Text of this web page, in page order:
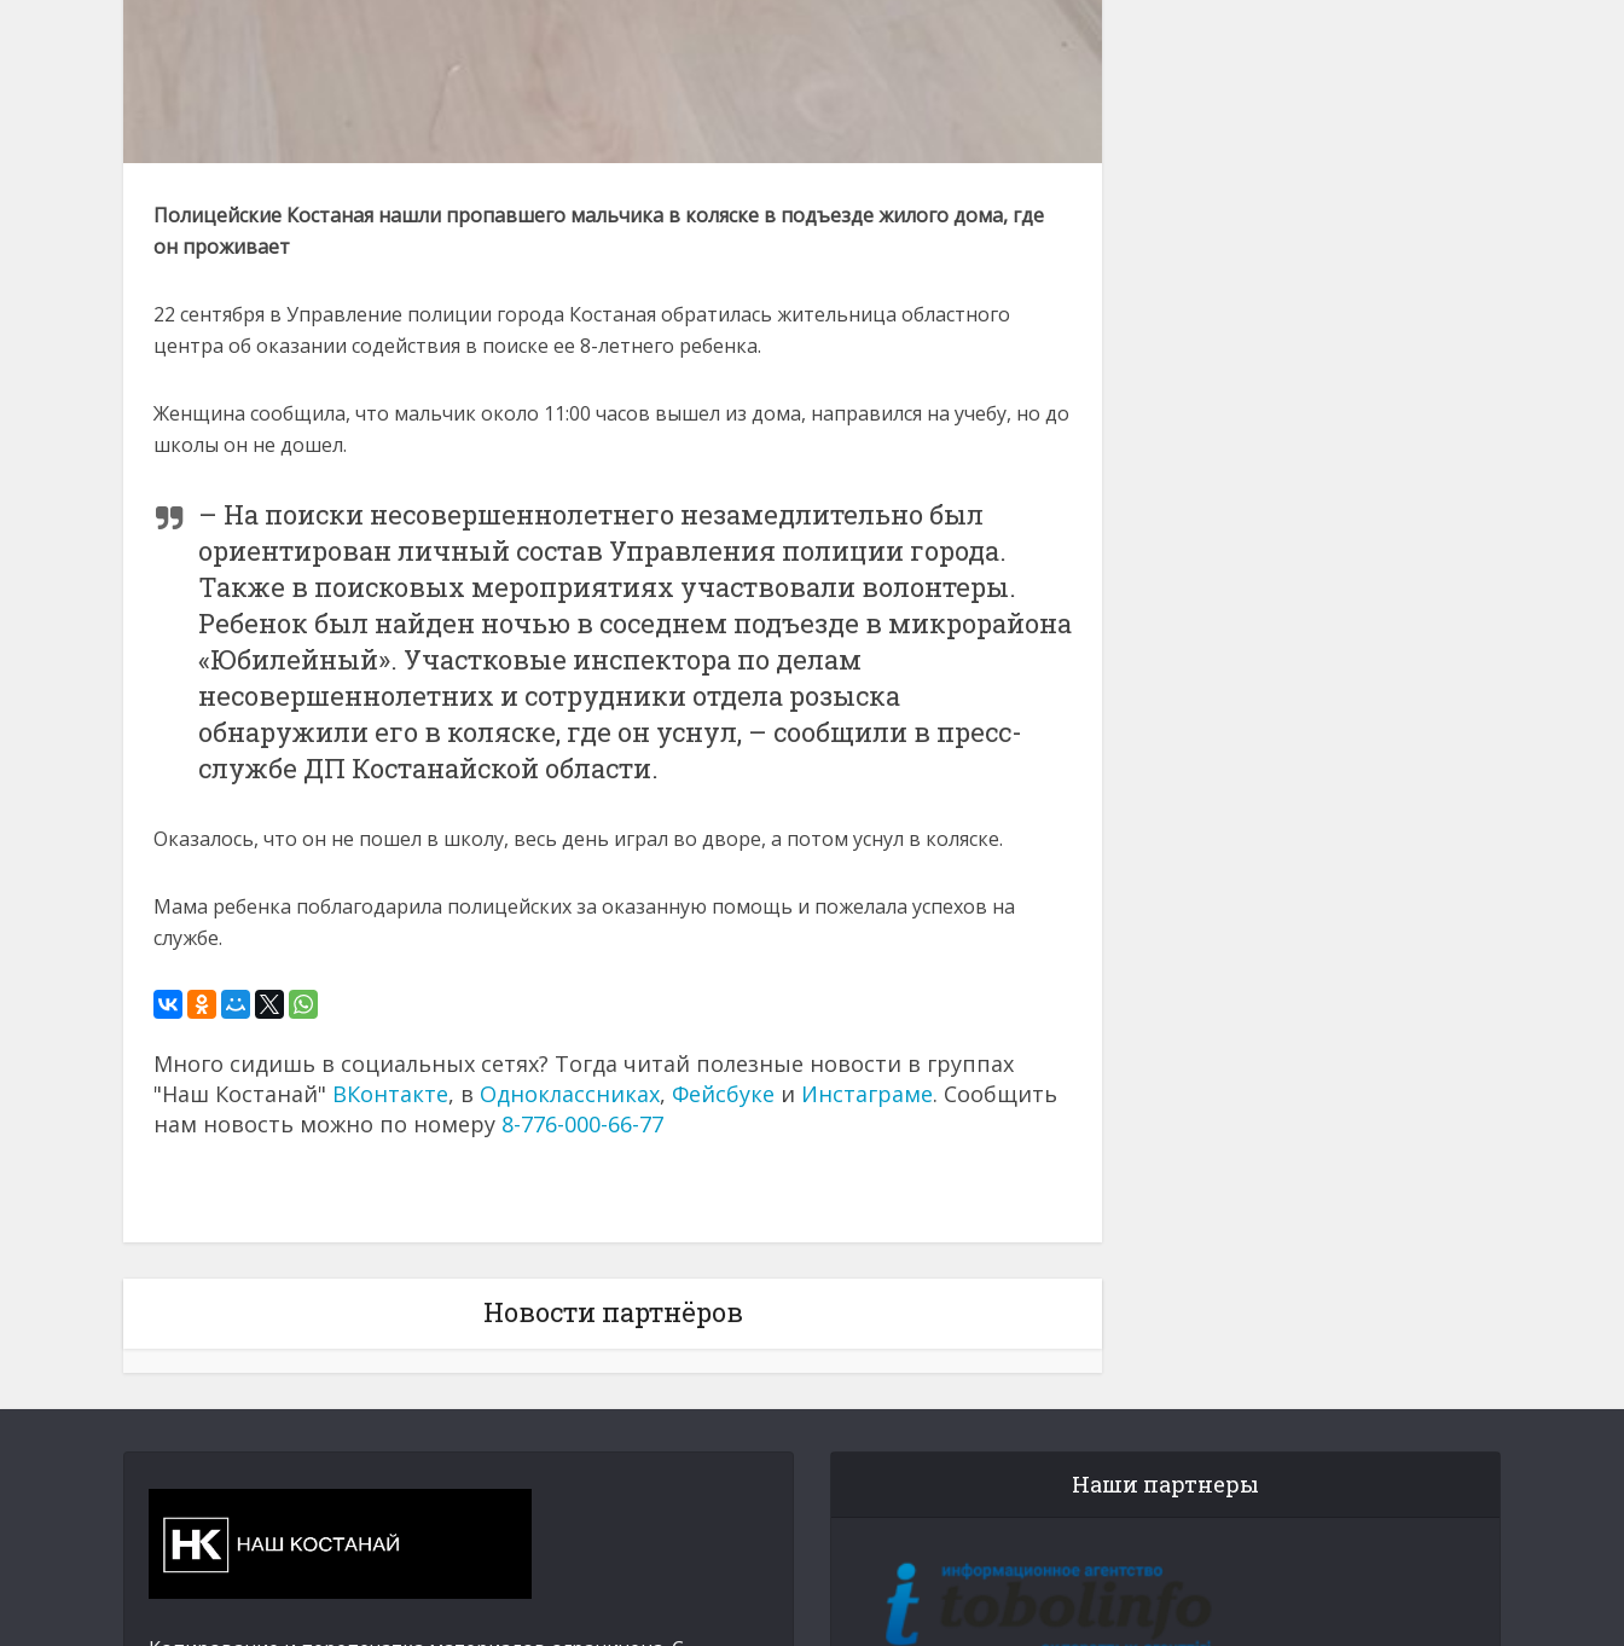
Полицейские Костаная нашли пропавшего мальчика в коляске в подъезде жилого дома, где
он проживает
22 сентября в Управление полиции города Костаная обратилась жительница областного
центра об оказании содействия в поиске ее 8-летнего ребенка.
Женщина сообщила, что мальчик около 11:00 часов вышел из дома, направился на учебу, но до
школы он не дошел.
– На поиски несовершеннолетнего незамедлительно был
ориентирован личный состав Управления полиции города.
Также в поисковых мероприятиях участвовали волонтеры.
Ребенок был найден ночью в соседнем подъезде в микрорайона
«Юбилейный». Участковые инспектора по делам
несовершеннолетних и сотрудники отдела розыска
обнаружили его в коляске, где он уснул, – сообщили в пресс-
службе ДП Костанайской области.
Оказалось, что он не пошел в школу, весь день играл во дворе, а потом уснул в коляске.
Мама ребенка поблагодарила полицейских за оказанную помощь и пожелала успехов на
службе.
Много сидишь в социальных сетях? Тогда читай полезные новости в группах
"Наш Костанай" ВКонтакте, в Одноклассниках, Фейсбуке и Инстаграме. Сообщить
нам новость можно по номеру 8-776-000-66-77
Новости партнёров
Наши партнеры